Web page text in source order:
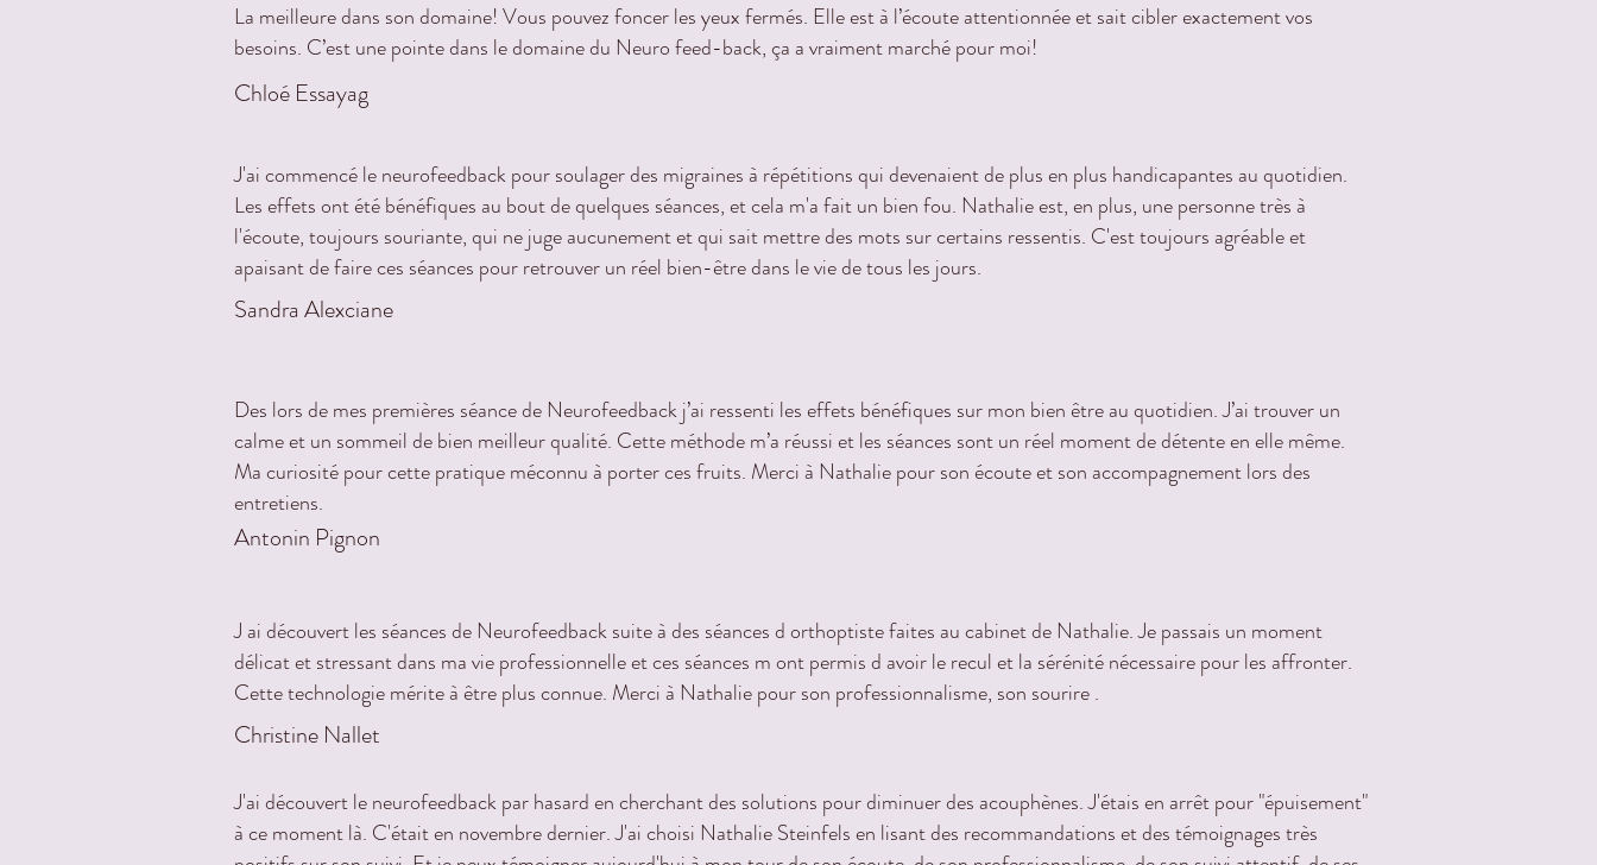
La meilleure dans son domaine! Vous pouvez foncer les yeux fermés. Elle est à l’écoute attentionnée et sait cibler exactement vos
besoins. C’est une pointe dans le domaine du Neuro feed-back, ça a vraiment marché pour moi!
Chloé Essayag
J'ai commencé le neurofeedback pour soulager des migraines à répétitions qui devenaient de plus en plus handicapantes au quotidien.
Les effets ont été bénéfiques au bout de quelques séances, et cela m'a fait un bien fou. Nathalie est, en plus, une personne très à
l'écoute, toujours souriante, qui ne juge aucunement et qui sait mettre des mots sur certains ressentis. C'est toujours agréable et
apaisant de faire ces séances pour retrouver un réel bien-être dans le vie de tous les jours.
Sandra Alexciane
Des lors de mes premières séance de Neurofeedback j’ai ressenti les effets bénéfiques sur mon bien être au quotidien. J’ai trouver un
calme et un sommeil de bien meilleur qualité. Cette méthode m’a réussi et les séances sont un réel moment de détente en elle même.
Ma curiosité pour cette pratique méconnu à porter ces fruits. Merci à Nathalie pour son écoute et son accompagnement lors des
entretiens.
Antonin Pignon
J ai découvert les séances de Neurofeedback suite à des séances d orthoptiste faites au cabinet de Nathalie. Je passais un moment
délicat et stressant dans ma vie professionnelle et ces séances m ont permis d avoir le recul et la sérénité nécessaire pour les affronter.
Cette technologie mérite à être plus connue. Merci à Nathalie pour son professionnalisme, son sourire .
Christine Nallet
J'ai découvert le neurofeedback par hasard en cherchant des solutions pour diminuer des acouphènes. J'étais en arrêt pour "épuisement"
à ce moment là. C'était en novembre dernier. J'ai choisi Nathalie Steinfels en lisant des recommandations et des témoignages très